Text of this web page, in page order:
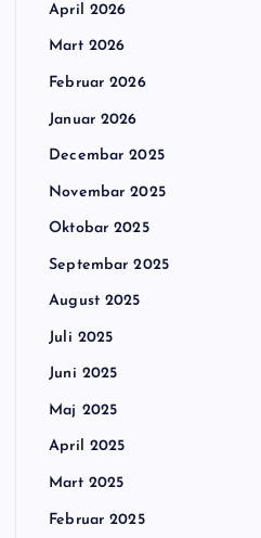
April 2026
Mart 2026
Februar 2026
Januar 2026
Decembar 2025
Novembar 2025
Oktobar 2025
Septembar 2025
August 2025
Juli 2025
Juni 2025
Maj 2025
April 2025
Mart 2025
Februar 2025